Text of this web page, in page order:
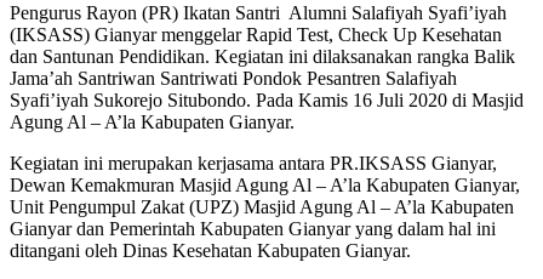
Pengurus Rayon (PR) Ikatan Santri Alumni Salafiyah Syafi’iyah
(IKSASS) Gianyar menggelar Rapid Test, Check Up Kesehatan
dan Santunan Pendidikan. Kegiatan ini dilaksanakan rangka Balik
Jama’ah Santriwan Santriwati Pondok Pesantren Salafiyah
Syafi’iyah Sukorejo Situbondo. Pada Kamis 16 Juli 2020 di Masjid
Agung Al – A’la Kabupaten Gianyar.
Kegiatan ini merupakan kerjasama antara PR.IKSASS Gianyar,
Dewan Kemakmuran Masjid Agung Al – A’la Kabupaten Gianyar,
Unit Pengumpul Zakat (UPZ) Masjid Agung Al – A’la Kabupaten
Gianyar dan Pemerintah Kabupaten Gianyar yang dalam hal ini
ditangani oleh Dinas Kesehatan Kabupaten Gianyar.